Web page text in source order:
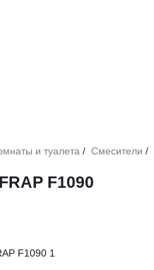
и туалета / Смесители /
F1090